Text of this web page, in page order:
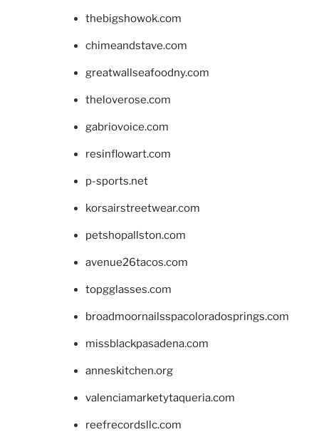
thebigshowok.com
chimeandstave.com
greatwallseafoodny.com
theloverose.com
gabriovoice.com
resinflowart.com
p-sports.net
korsairstreetwear.com
petshopallston.com
avenue26tacos.com
topgglasses.com
broadmoornailsspacoloradosprings.com
missblackpasadena.com
anneskitchen.org
valenciamarketytaqueria.com
reefrecordsllc.com